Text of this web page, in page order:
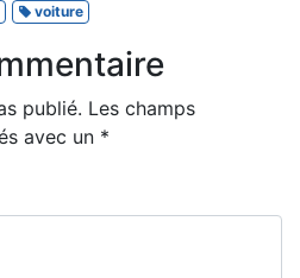
voiture
publié. Les champs
avec un *